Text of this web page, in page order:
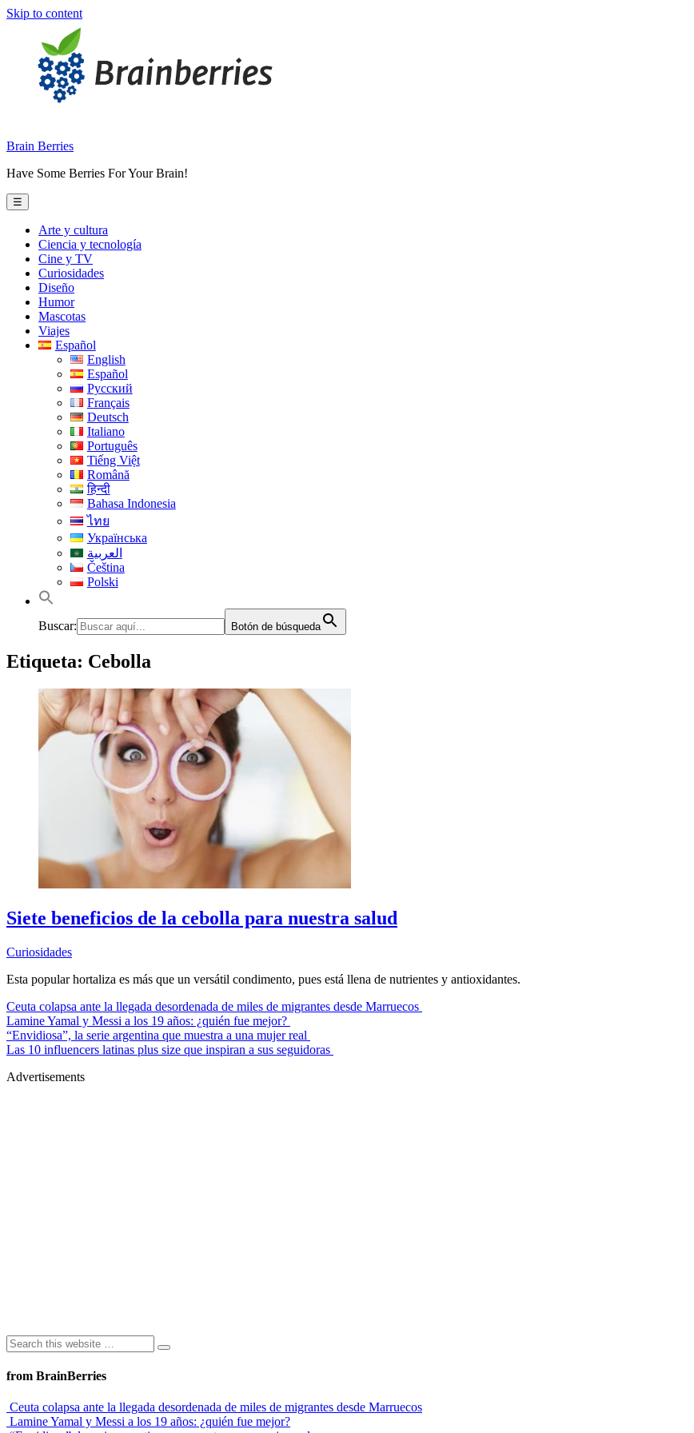
Skip to content
Brain Berries
Have Some Berries For Your Brain!
☰
Arte y cultura
Ciencia y tecnología
Cine y TV
Curiosidades
Diseño
Humor
Mascotas
Viajes
Español
English
Español
Русский
Français
Deutsch
Italiano
Português
Tiếng Việt
Română
हिन्दी
Bahasa Indonesia
ไทย
Українська
العربية
Čeština
Polski
Buscar: Botón de búsqueda
Etiqueta: Cebolla
Siete beneficios de la cebolla para nuestra salud
Curiosidades
Esta popular hortaliza es más que un versátil condimento, pues está llena de nutrientes y antioxidantes.
Ceuta colapsa ante la llegada desordenada de miles de migrantes desde Marruecos
Lamine Yamal y Messi a los 19 años: ¿quién fue mejor?
“Envidiosa”, la serie argentina que muestra a una mujer real
Las 10 influencers latinas plus size que inspiran a sus seguidoras
Advertisements
from BrainBerries
Ceuta colapsa ante la llegada desordenada de miles de migrantes desde Marruecos
Lamine Yamal y Messi a los 19 años: ¿quién fue mejor?